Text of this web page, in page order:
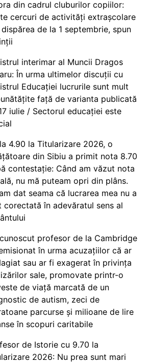
din cadrul cluburilor copiilor:
cercuri de activități extrașcolare
de la 1 septembrie, spun
interimar al Muncii Dragos
În urma ultimelor discuții cu
Educației lucrurile sunt mult
față de varianta publicată
iulie / Sectorul educației este
4.90 la Titularizare 2026, o
din Sibiu a primit nota 8.70
contestație: Când am văzut nota
nu mă puteam opri din plâns.
dat seama că lucrarea mea nu a
corectată în adevăratul sens al
profesor de la Cambridge
în urma acuzațiilor că ar
sau ar fi exagerat în privința
sale, promovate printr-o
de viață marcată de un
de autism, zeci de
parcurse și milioane de lire
în scopuri caritabile
de Istorie cu 9.70 la
2026: Nu prea sunt mari